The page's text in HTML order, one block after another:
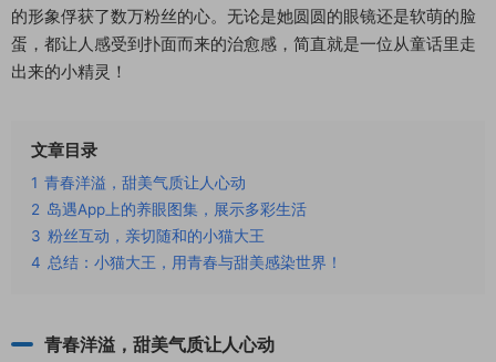
的形象俘获了数万粉丝的心。无论是她圆圆的眼镜还是软萌的脸
蛋，都让人感受到扑面而来的治愈感，简直就是一位从童话里走
出来的小精灵！
文章目录
1 青春洋溢，甜美气质让人心动
2 岛遇App上的养眼图集，展示多彩生活
3 粉丝互动，亲切随和的小猫大王
4 总结：小猫大王，用青春与甜美感染世界！
青春洋溢，甜美气质让人心动